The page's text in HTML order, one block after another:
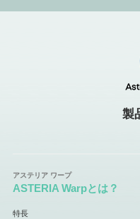
製
ASTERIA Warpとは？
特長